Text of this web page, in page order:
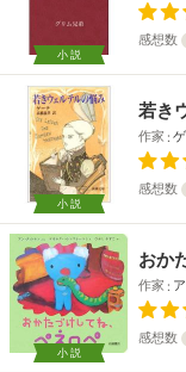
小説
感想数
小説
若き
作家
感想数
小説
おか
作家
感想数